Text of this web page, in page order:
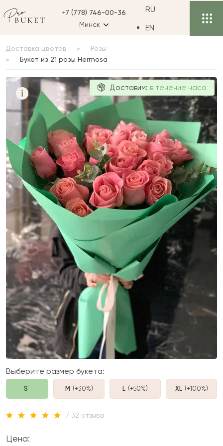
+7 (778) 746-00-36
Минск
RU
EN
Доставка цветов
Розы
Букет из 21 розы Hermosa
i
из 21
Hermosa
Доставим: в течение часа
Выберите размер букета:
S M (+30%) L (+50%) XL (+100%)
/ 32 отзыва
Цена: